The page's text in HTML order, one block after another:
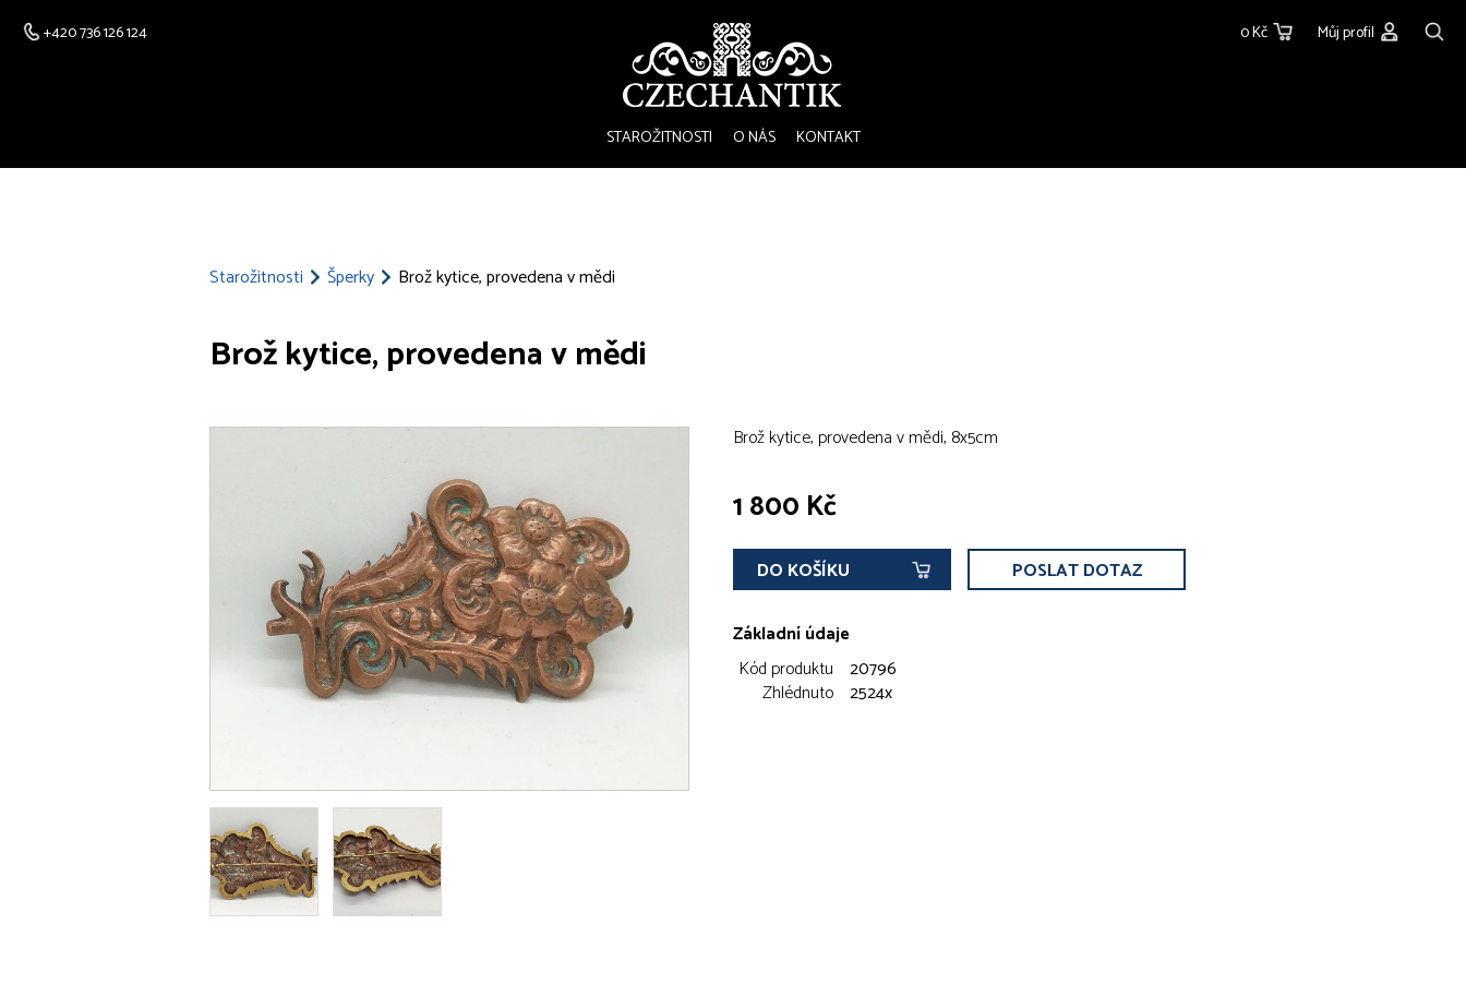
+420 736 126 124 0 Kč Můj profil
STAROŽITNOSTI O NÁS KONTAKT
Starožitnosti Šperky Brož kytice, provedena v mědi
Brož kytice, provedena v mědi
Brož kytice, provedena v mědi, 8x5cm
1 800 Kč
DO KOŠÍKU POSLAT DOTAZ
Základní údaje
Kód produktu 20796
Zhlédnuto 2524x